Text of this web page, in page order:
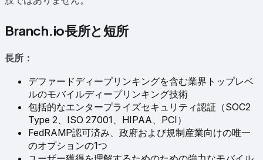
Branch.io長所と短所
長所：
デファードディープリンキングを含む業界トップレベ
ルのモバイルディープリンキング技術
包括的なエンタープライズセキュリティ認証（SOC2
Type 2、ISO 27001、HIPAA、PCI）
FedRAMP認可済み、政府および規制産業向けの唯一
のオプションの1つ